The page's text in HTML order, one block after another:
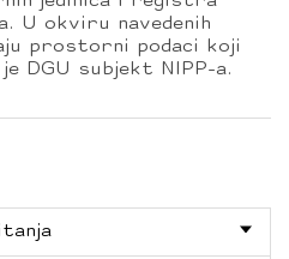
U okviru navedenih
prostorni podaci koji
DGU subjekt NIPP-a.